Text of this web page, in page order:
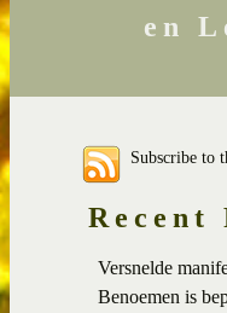
en
Subscribe to
Recent
Versnelde
Benoemen is